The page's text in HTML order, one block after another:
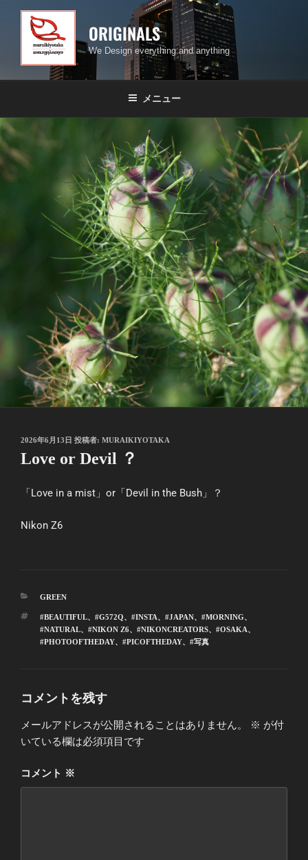
キ
ッ
プ
ORIGINALS
We Design everything and anything
メニュー
投
稿
日:
2026年6月13日 投稿者: MURAIKIYOTAKA
Love or Devil ？
「Love in a mist」or「Devil in the Bush」？
Nikon Z6
カ
ゴ
リ
ー
GREEN
タ
グ
#BEAUTIFUL、 #G572Q、 #INSTA、 #JAPAN、 #MORNING、
#NATURAL、 #NIKON Z6、 #NIKONCREATORS、 #OSAKA、
#PHOTOOFTHEDAY、 #PICOFTHEDAY、 #写真
コメントを残す
メールアドレスが公開されることはありません。 ※ が付
いている欄は必須項目です
コメント ※